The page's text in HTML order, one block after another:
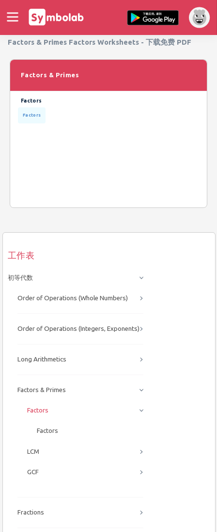
Factors & Primes Factors Worksheets - 下载免费 PDF
工作表
初等代数
Order of Operations (Whole Numbers)
Order of Operations (Integers, Exponents)
Long Arithmetics
Factors & Primes
Factors
Factors
LCM
GCF
Fractions
Factors & Primes
Factors
Factors